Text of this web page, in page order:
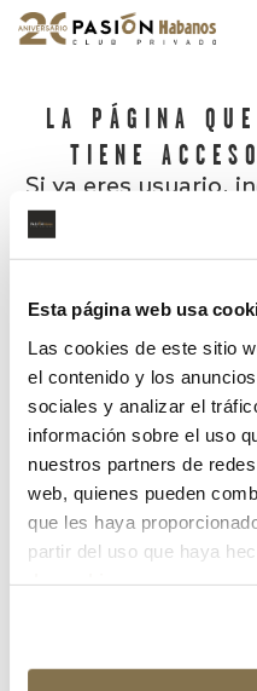
Esta página web usa
Las cookies de este sitio
el contenido y los
sociales y analizar el
información sobre el uso
nuestros partners de
web, quienes pueden
que les haya
partir del uso que haya
LA PÁGINA
TIENE
Si ya eres usuario,
¿Has olvidado tu contraseña?